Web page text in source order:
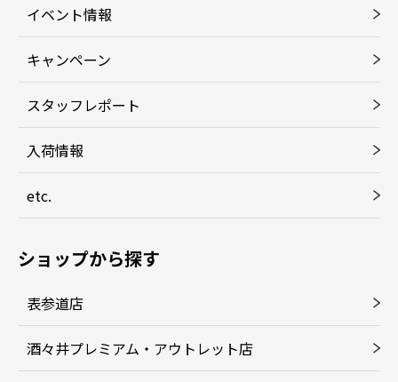
イベント情報
キャンペーン
スタッフレポート
入荷情報
etc.
ショップから探す
表参道店
酒々井プレミアム・アウトレット店